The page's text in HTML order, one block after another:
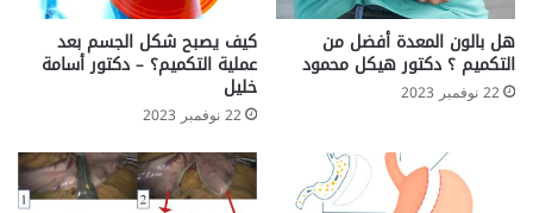
هل بالون المعدة أفضل من
التكميم ؟ دكتور هيكل محمود
22 نوفمبر 2023
كيف يصبح شكل الجسم بعد
عملية التكميم؟ – دكتور أسامة
خليل
22 نوفمبر 2023